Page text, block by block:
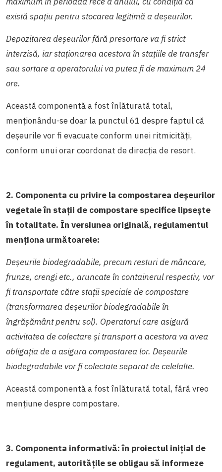
există spațiu pentru stocarea legitimă a deșeurilor.
Depozitarea deșeurilor fără presortare va fi strict
interzisă, iar staționarea acestora în stațiile de transfer
sau sortare a operatorului va putea fi de maximum 24
ore.
Această componentă a fost înlăturată total,
menționându-se doar la punctul 61 despre faptul că
deșeurile vor fi evacuate conform unei ritmicități,
conform unui orar coordonat de direcția de resort.
2. Componenta cu privire la compostarea deșeurilor
vegetale în stații de compostare specifice lipsește
în totalitate. În versiunea originală, regulamentul
menționa următoarele:
Deșeurile biodegradabile, precum resturi de mâncare,
frunze, crengi etc., aruncate în containerul respectiv, vor
fi transportate către stații speciale de compostare
(transformarea deșeurilor biodegradabile în
îngrășământ pentru sol). Operatorul care asigură
activitatea de colectare și transport a acestora va avea
obligația de a asigura compostarea lor. Deșeurile
biodegradabile vor fi colectate separat de celelalte.
Această componentă a fost înlăturată total, fără vreo
mențiune despre compostare.
3. Componenta informativă: în proiectul inițial de
regulament, autoritățile se obligau să informeze